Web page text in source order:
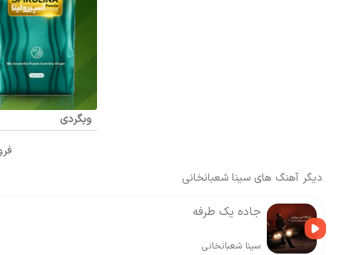
وبگردی
دیگر آهنگ های سینا شعبانخانی
جاده یک طرفه
سینا شعبانخانی